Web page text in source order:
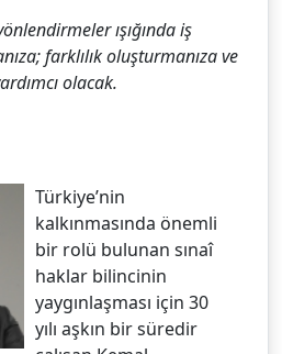
ışığında iş
farklılık oluşturmanıza ve
olacak.
Türkiye’nin
kalkınmasında önemli
bir rolü bulunan sınaî
haklar bilincinin
yaygınlaşması için 30
yılı aşkın bir süredir